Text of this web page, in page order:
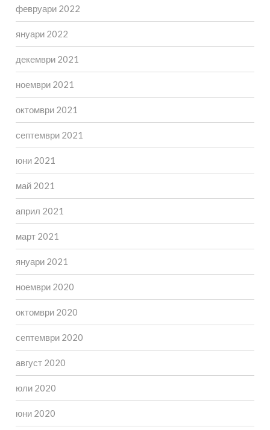
февруари 2022
януари 2022
декември 2021
ноември 2021
октомври 2021
септември 2021
юни 2021
май 2021
април 2021
март 2021
януари 2021
ноември 2020
октомври 2020
септември 2020
август 2020
юли 2020
юни 2020